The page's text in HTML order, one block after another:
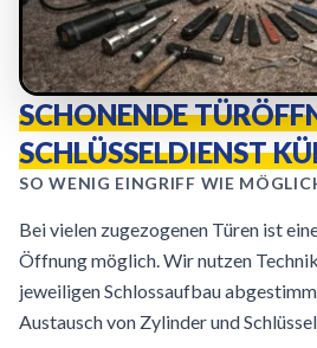
SCHONENDE
SCHLÜSSELDIENST
SO WENIG EINGRIFF WIE
Bei vielen zugezogenen Türen ist
Öffnung möglich. Wir nutzen
jeweiligen Schlossaufbau
Austausch von Zylinder und